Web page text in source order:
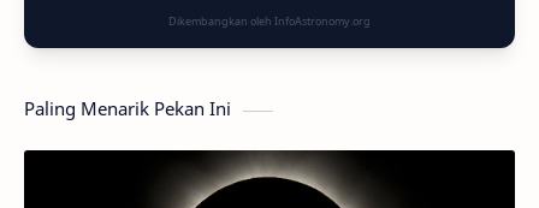
Dikembangkan oleh InfoAstronomy.org
Paling Menarik Pekan Ini